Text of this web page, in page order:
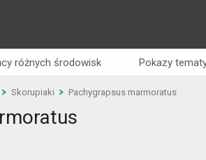
różnych środowisk Pokazy
Skorupiaki Pachygrapsus marmoratus